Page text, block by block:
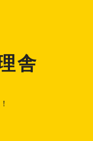
舎